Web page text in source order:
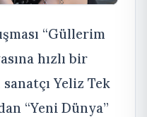
“Güllerim
hızlı bir
sanatçı Yeliz Tek
“Yeni Dünya”